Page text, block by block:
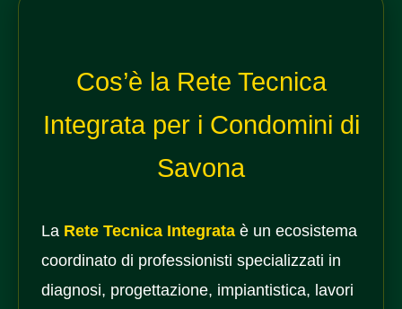
Cos’è la Rete Tecnica
Integrata per i Condomini di
Savona
La Rete Tecnica Integrata è un ecosistema
coordinato di professionisti specializzati in
diagnosi, progettazione, impiantistica, lavori